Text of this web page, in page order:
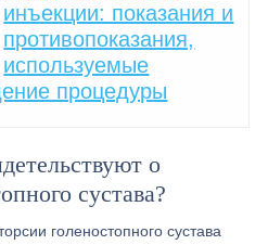
инъекции: показания и
противопоказания,
используемые
процедуры
о
сустава?
голеностопного сустава